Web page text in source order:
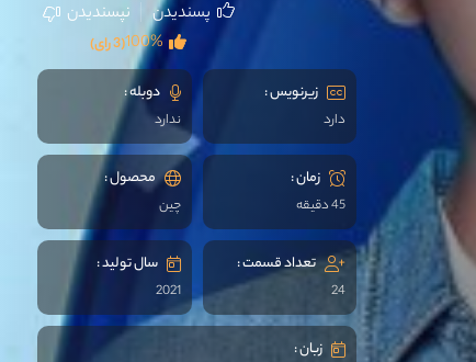
پسندیدن نپسندیدن
(3 رای)100%
زیرنویس :
دارد
دوبله :
ندارد
زمان :
45 دقیقه
محصول :
چين
تعداد قسمت :
24
سال تولید :
2021
زبان :